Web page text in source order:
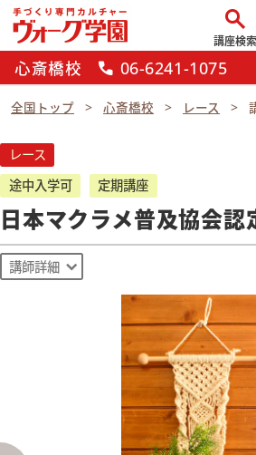
search
講座検索
心斎橋校 call 06-6241-1075
全国トップ 心斎橋校 レース
レース
途中入学可
定期講座
日本マクラメ普及協会認
講師詳細